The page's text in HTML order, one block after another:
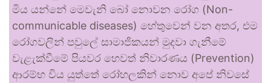
මිය යන්නේ මෙවැනි බෝ නොවන රෝග (Non-
communicable diseases) හේතුවෙන් වන අතර, එම
රෝගවලින් පවුලේ සාමාජිකයන් මුදවා ගැනීමේ
වැළැක්වීමේ පියවර හෙවත් නිවාරණය (Prevention)
ආරම්භ විය යුත්තේ රෝහලකින් නොව අපේ නිවසේ